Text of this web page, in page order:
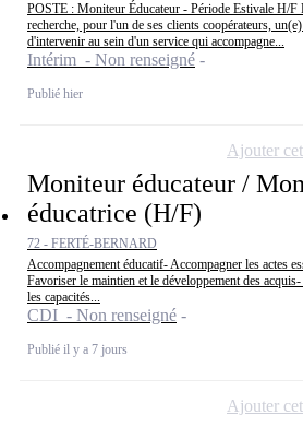
POSTE : Moniteur Éducateur - Période Estivale H/
recherche, pour l'un de ses clients coopérateurs,
d'intervenir au sein d'un service qui accompagne...
Intérim - Non renseigné
Publié hier
Moniteur éducateur /
éducatrice (H/F)
72 - FERTÉ-BERNARD
Accompagnement éducatif- Accompagner les actes
Favoriser le maintien et le développement des
les capacités...
CDI - Non renseigné
Publié il y a 7 jours
Ajouter
Ajouter